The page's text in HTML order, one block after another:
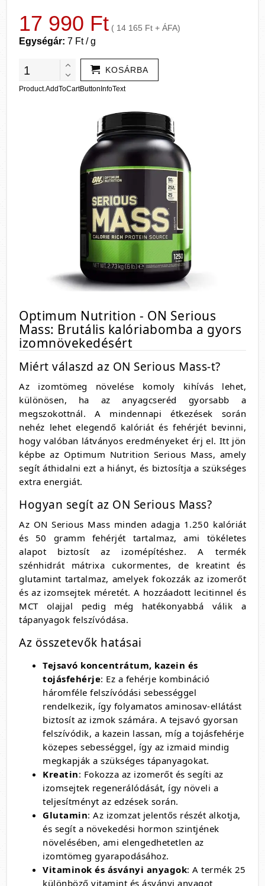
17 990 Ft ( 14 165 Ft + ÁFA)
Egységár: 7 Ft / g
KOSÁRBA
Product.AddToCartButtonInfoText
Optimum Nutrition - ON Serious
Mass: Brutális kalóriabomba a gyors
izomnövekedésért
Miért válaszd az ON Serious Mass-t?
Az izomtömeg növelése komoly kihívás lehet,
különösen, ha az anyagcseréd gyorsabb a
megszokottnál. A mindennapi étkezések során
nehéz lehet elegendő kalóriát és fehérjét bevinni,
hogy valóban látványos eredményeket érj el. Itt jön
képbe az Optimum Nutrition Serious Mass, amely
segít áthidalni ezt a hiányt, és biztosítja a szükséges
extra energiát.
Hogyan segít az ON Serious Mass?
Az ON Serious Mass minden adagja 1.250 kalóriát
és 50 gramm fehérjét tartalmaz, ami tökéletes
alapot biztosít az izomépítéshez. A termék
szénhidrát mátrixa cukormentes, de kreatint és
glutamint tartalmaz, amelyek fokozzák az izomerőt
és az izomsejtek méretét. A hozzáadott lecitinnel és
MCT olajjal pedig még hatékonyabbá válik a
tápanyagok felszívódása.
Az összetevők hatásai
Tejsavó koncentrátum, kazein és
tojásfehérje: Ez a fehérje kombináció
háromféle felszívódási sebességgel
rendelkezik, így folyamatos aminosav-ellátást
biztosít az izmok számára. A tejsavó gyorsan
felszívódik, a kazein lassan, míg a tojásfehérje
közepes sebességgel, így az izmaid mindig
megkapják a szükséges tápanyagokat.
Kreatin: Fokozza az izomerőt és segíti az
izomsejtek regenerálódását, így növeli a
teljesítményt az edzések során.
Glutamin: Az izomzat jelentős részét alkotja,
és segít a növekedési hormon szintjének
növelésében, ami elengedhetetlen az
izomtömeg gyarapodásához.
Vitaminok és ásványi anyagok: A termék 25
különböző vitamint és ásványi anyagot